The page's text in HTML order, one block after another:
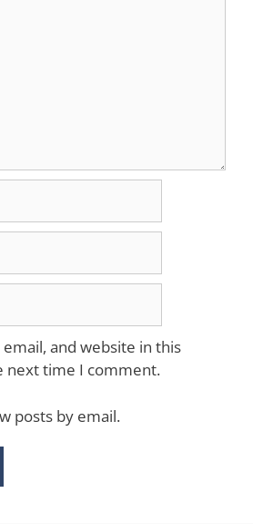
email, and website in this
next time I comment.
posts by email.